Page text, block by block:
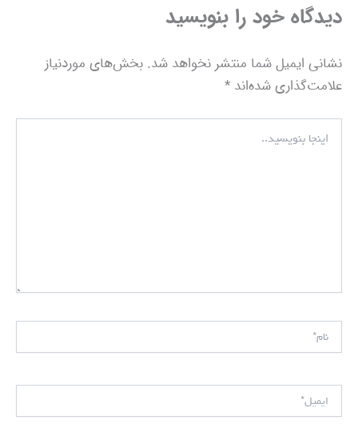
دیدگاه‌ خود را بنویسید
نشانی ایمیل شما منتشر نخواهد شد. بخش‌های موردنیاز
علامت‌گذاری شده‌اند *
اینجا
بنویسید..